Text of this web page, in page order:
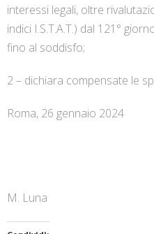
interessi legali, oltre
indici I.S.T.A.T.) dal 121°
fino al soddisfo;
2 – dichiara compensate le
Roma, 26 gennaio 2024
Il
dott.
M. Luna